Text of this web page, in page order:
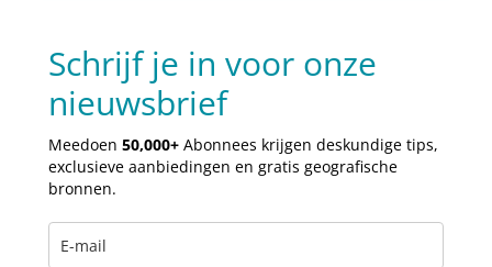
Schrijf je in voor onze
nieuwsbrief
Meedoen 50,000+ Abonnees krijgen deskundige tips,
exclusieve aanbiedingen en gratis geografische
bronnen.